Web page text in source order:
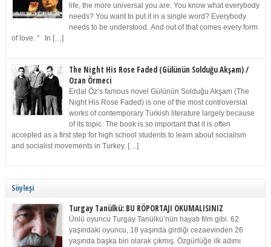
life, the more universal you are. You know what everybody
needs? You want to put it in a single word? Everybody
needs to be understood. And out of that comes every form
of love. ” In […]
The Night His Rose Faded (Gülünün Solduğu Akşam) /
Ozan Örmeci
Erdal Öz’s famous novel Gülünün Solduğu Akşam (The
Night His Rose Faded) is one of the most controversial
works of contemporary Turkish literature largely because
of its topic. The book is so important that it is often
accepted as a first step for high school students to learn about socialism
and socialist movements in Turkey. […]
Söyleşi
Turgay Tanülkü: BU RÖPORTAJI OKUMALISINIZ
Ünlü oyuncu Turgay Tanülkü’nün hayatı film gibi. 62
yaşındaki oyuncu, 18 yaşında girdiği cezaevinden 26
yaşında başka biri olarak çıkmış. Özgürlüğe ilk adımı